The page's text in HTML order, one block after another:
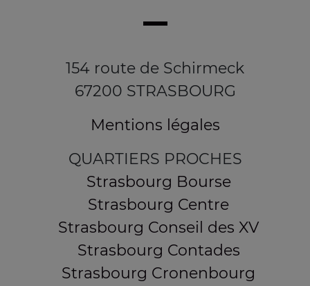
154 route de Schirmeck
67200 STRASBOURG
Mentions légales
QUARTIERS PROCHES
Strasbourg Bourse
Strasbourg Centre
Strasbourg Conseil des XV
Strasbourg Contades
Strasbourg Cronenbourg